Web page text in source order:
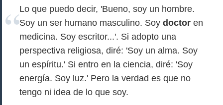
Lo que puedo decir, 'Bueno, soy un hombre.
Soy un ser humano masculino. Soy doctor en
medicina. Soy escritor...'. Si adopto una
perspectiva religiosa, diré: 'Soy un alma. Soy
un espíritu.' Si entro en la ciencia, diré: 'Soy
energía. Soy luz.' Pero la verdad es que no
tengo ni idea de lo que soy.